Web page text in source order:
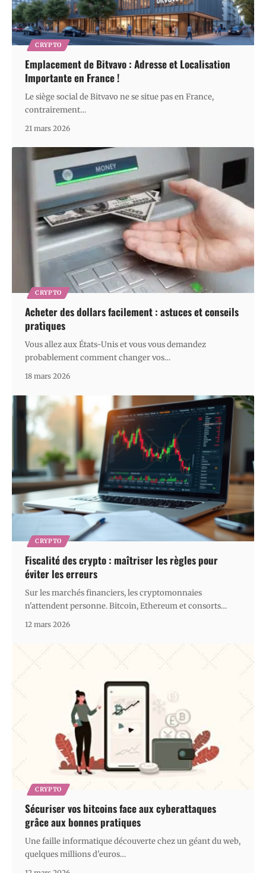
CRYPTO
Emplacement de Bitvavo : Adresse et Localisation
Importante en France !
Le siège social de Bitvavo ne se situe pas en France,
contrairement…
21 mars 2026
CRYPTO
Acheter des dollars facilement : astuces et conseils
pratiques
Vous allez aux États-Unis et vous vous demandez
probablement comment changer vos…
18 mars 2026
CRYPTO
Fiscalité des crypto : maîtriser les règles pour
éviter les erreurs
Sur les marchés financiers, les cryptomonnaies
n'attendent personne. Bitcoin, Ethereum et consorts…
12 mars 2026
CRYPTO
Sécuriser vos bitcoins face aux cyberattaques
grâce aux bonnes pratiques
Une faille informatique découverte chez un géant du web,
quelques millions d'euros…